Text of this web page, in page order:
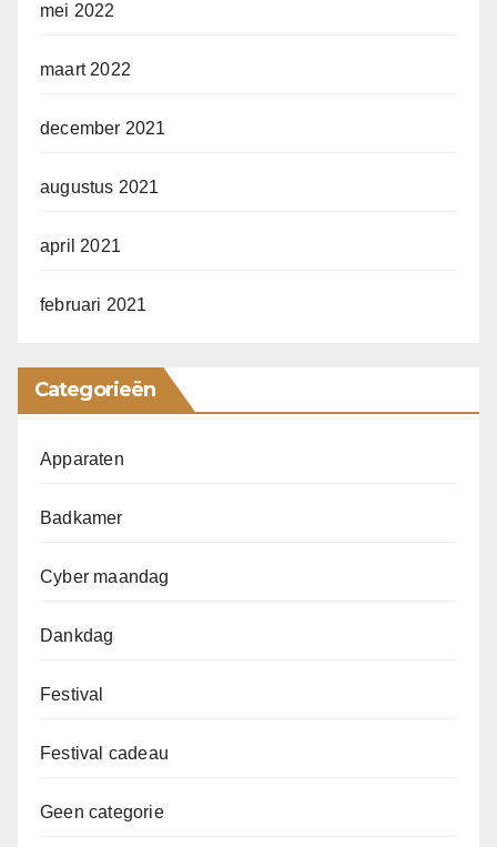
mei 2022
maart 2022
december 2021
augustus 2021
april 2021
februari 2021
Categorieën
Apparaten
Badkamer
Cyber maandag
Dankdag
Festival
Festival cadeau
Geen categorie